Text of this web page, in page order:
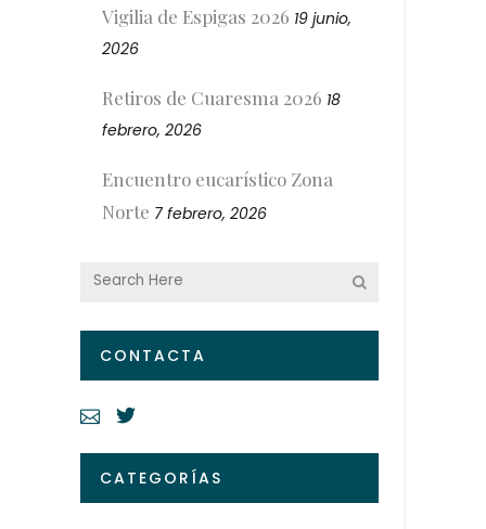
Vigilia de Espigas 2026 19 junio,
2026
Retiros de Cuaresma 2026 18
febrero, 2026
Encuentro eucarístico Zona
Norte 7 febrero, 2026
CONTACTA
CATEGORÍAS